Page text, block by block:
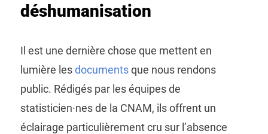
déshumanisation
Il est une dernière chose que mettent en
lumière lesdocumentsque nous rendons
public. Rédigés par les équipes de
statisticien·nes de la CNAM, ils offrent un
éclairage particulièrement cru sur l’absence